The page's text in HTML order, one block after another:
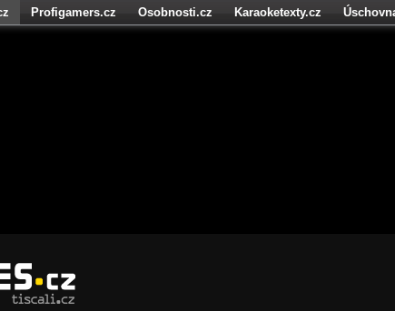
Profigamers.cz Osobnosti.cz Karaoketexty.cz